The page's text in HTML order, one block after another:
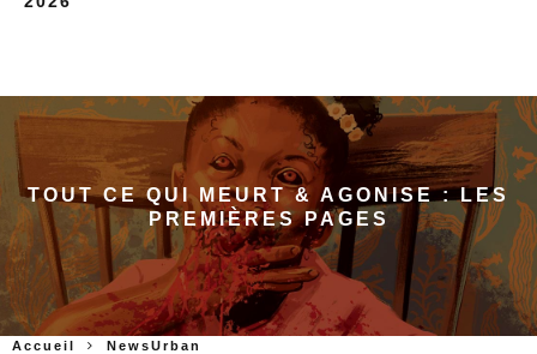
TOUT CE QUI MEURT & AGONISE : LES
PREMIÈRES PAGES
Accueil NewsUrban